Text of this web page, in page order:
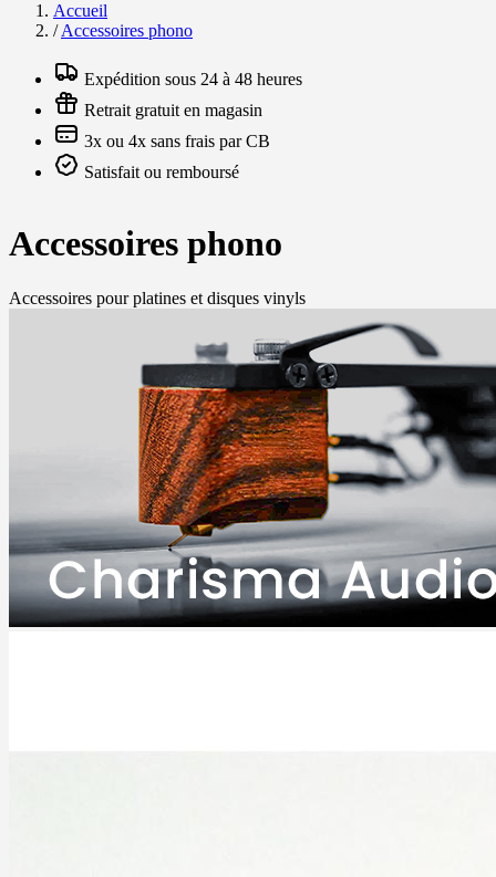
Accueil
/ Accessoires phono
Expédition sous 24 à 48 heures
Retrait gratuit en magasin
3x ou 4x sans frais par CB
Satisfait ou remboursé
Accessoires phono
Accessoires pour platines et disques vinyls